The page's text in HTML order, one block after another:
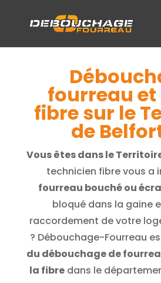
fourreau
fibre sur le
de
Vous êtes dans le
technicien fibre vous a
fourreau bouché ou
bloqué dans la gaine
raccordement de votre
? Débouchage-Fourreau
du débouchage de
la fibre dans le